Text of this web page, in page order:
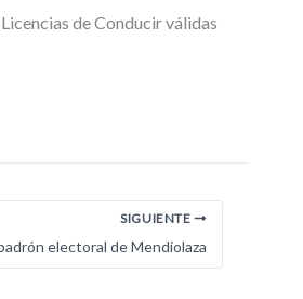
de Conducir válidas
SIGUIENTE
electoral de Mendiolaza